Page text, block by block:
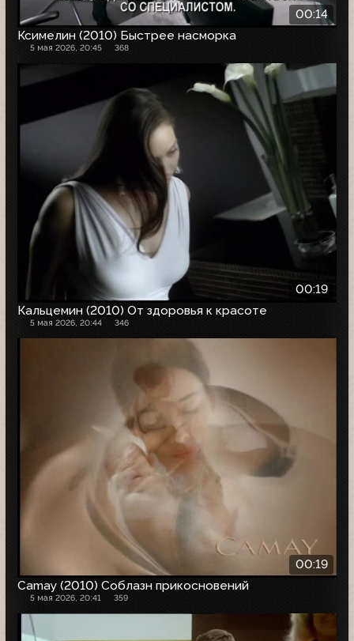
00:14
Ксимелин (2010) Быстрее насморка
5 мая 2026, 20:45 368
00:19
Кальцемин (2010) От здоровья к красоте
5 мая 2026, 20:44 346
00:19
Camay (2010) Соблазн прикосновений
5 мая 2026, 20:41 359